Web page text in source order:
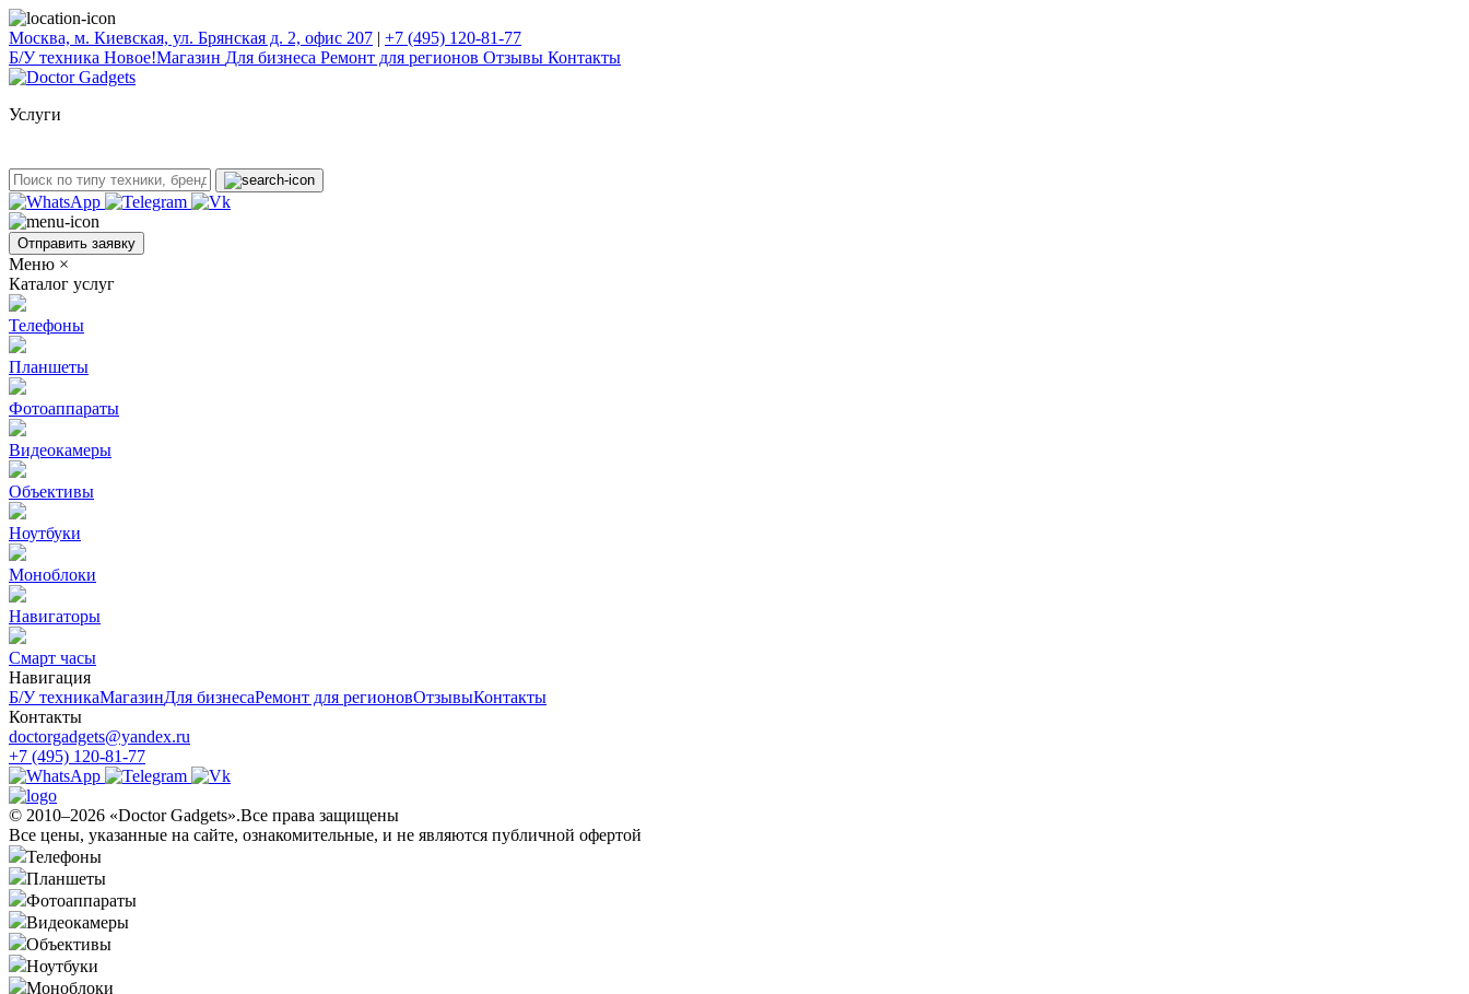
Москва, м. Киевская, ул. Брянская д. 2, офис 207 | +7 (495) 120-81-77
Б/У техникa Новое!Магазин Для бизнеса Ремонт для регионов Отзывы Контакты
Услуги
Отправить заявку
Меню ×
Каталог услуг
Телефоны
Планшеты
Фотоаппараты
Видеокамеры
Объективы
Ноутбуки
Моноблоки
Навигаторы
Смарт часы
Навигация
Б/У техникaМагазинДля бизнесаРемонт для регионовОтзывыКонтакты
Контакты
doctorgadgets@yandex.ru
+7 (495) 120-81-77
© 2010–2026 «Doctor Gadgets».Все права защищены
Все цены, указанные на сайте, ознакомительные, и не являются публичной офертой
Телефоны
Планшеты
Фотоаппараты
Видеокамеры
Объективы
Ноутбуки
Моноблоки